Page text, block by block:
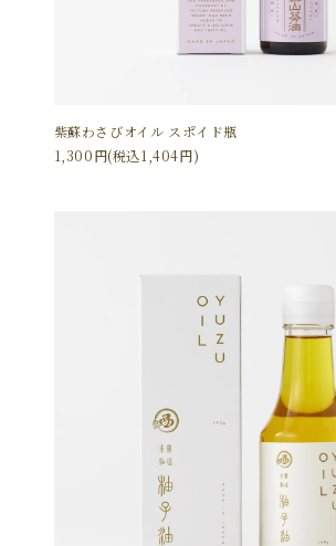
紫蘇わさびオイル スポイド瓶
1,300円(税込1,404円)